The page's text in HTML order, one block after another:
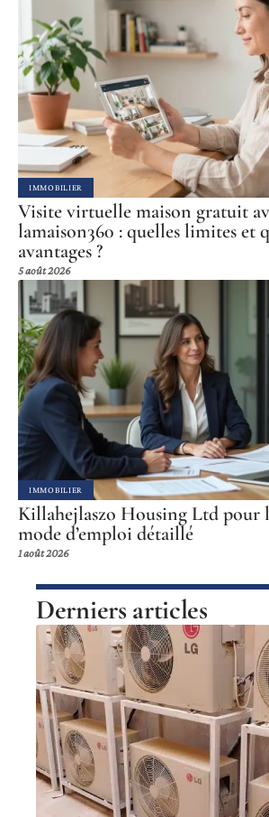
IMMOBILIER
Visite virtuelle maison gratuit
lamaison360 : quelles limites et
avantages ?
5 août 2026
IMMOBILIER
Killahejlaszo Housing Ltd pour
mode d’emploi détaillé
1 août 2026
Derniers articles